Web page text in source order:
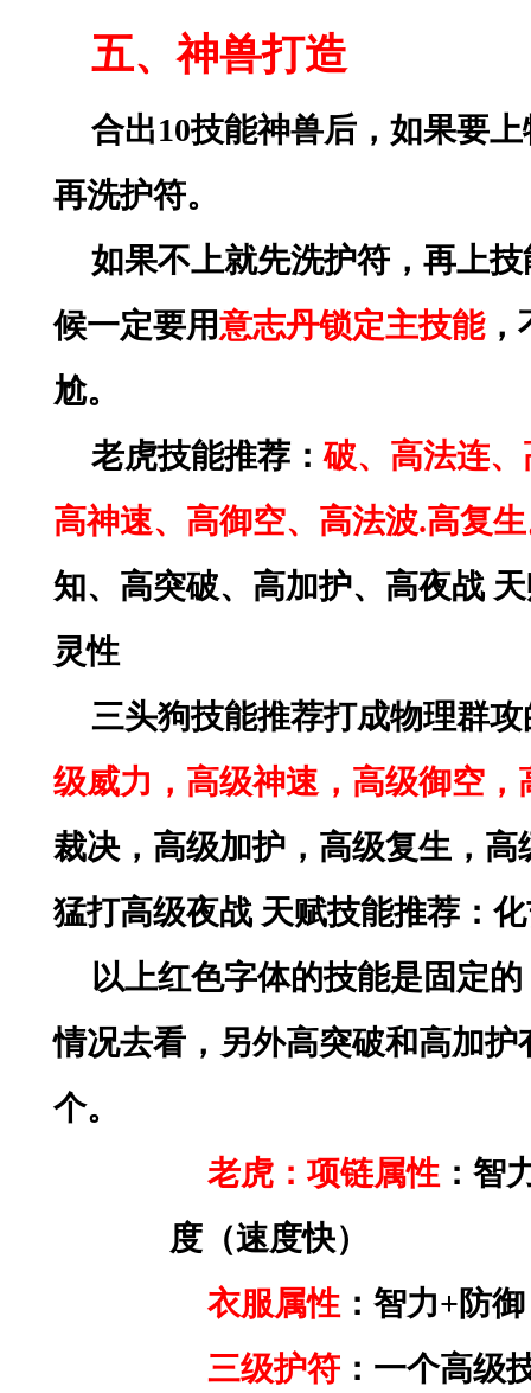
五、神兽打造
合出10技能神兽后，如果要
再洗护符。
如果不上就先洗护符，再上
候一定要用意志丹锁定主技能，
尬。
老虎技能推荐：破、高法连
高神速、高御空、高法波.高复
知、高突破、高加护、高夜战
灵性
三头狗技能推荐打成物理群攻
级威力，高级神速，高级御空，
裁决，高级加护，高级复生，
猛打高级夜战 天赋技能推荐：
以上红色字体的技能是固定
情况去看，另外高突破和高加
个。
老虎：项链属性 ：智
度（速度快）
衣服属性 ：智力+防
三级护符 ：一个高级